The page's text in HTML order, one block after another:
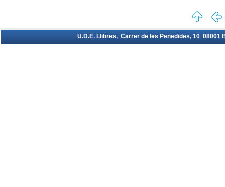
U.D.E. Llibres, Carrer de les Penedides, 10 08001